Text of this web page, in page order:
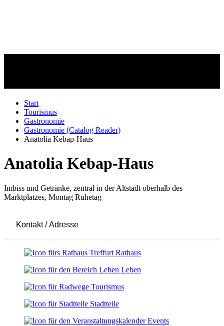
Start
Tourismus
Gastronomie
Gastronomie (Catalog Reader)
Anatolia Kebap-Haus
Anatolia Kebap-Haus
Imbiss und Getränke, zentral in der Altstadt oberhalb des
Marktplatzes, Montag Ruhetag
Kontakt / Adresse
Rathaus
Leben
Tourismus
Stadtteile
Events